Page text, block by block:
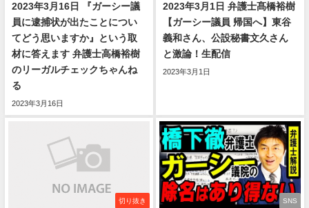
2023年3月16日 『ガーシー議
員に逮捕状が出たことについ
てどう思いますか』という取
材に答えます 弁護士高橋裕樹
のリーガルチェックちゃんね
る
2023年3月16日
2023年3月1日 弁護士髙橋裕樹
【ガーシー議員 帰国へ】東谷
義和さん、公設秘書文久さん
と激論！生配信
2023年3月1日
切り抜き SNS